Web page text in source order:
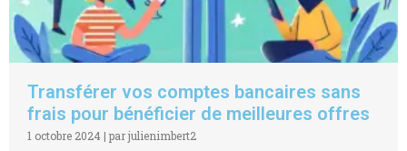
Transférer vos comptes bancaires sans
frais pour bénéficier de meilleures offres
1 octobre 2024 | par julienimbert2